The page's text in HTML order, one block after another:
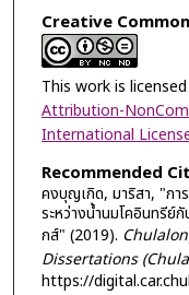
Creative
This work is
Attribution-
International
Recommended
คงบุญเกิด, มาริสา, "กา
ระหว่างน้ำนมโคอินทรีย์กั
กส์" (2019).
Dissertations
https://